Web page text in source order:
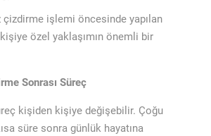
çizdirme işlemi öncesinde yapılan
özel yaklaşımın önemli bir
Sonrası Süreç
kişiden kişiye değişebilir. Çoğu
süre sonra günlük hayatına